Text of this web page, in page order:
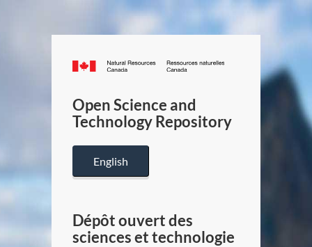
Canada.ca
/
Canada
Open Science and
Technology Repository
English
Dépôt ouvert des
sciences et technologie